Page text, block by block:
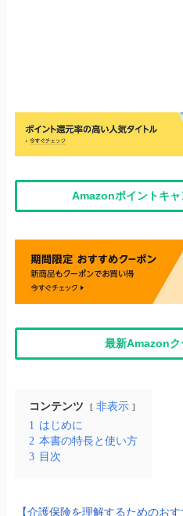
Amazonポイントキ
最新Amazonク
コンテンツ
非表示
1 はじめに
2 本書の特長と使い方
3 目次
【介護保険を理解するためのお